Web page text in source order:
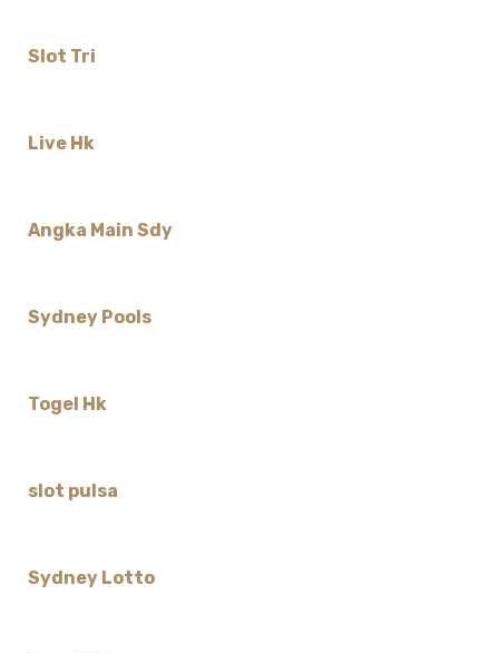
Slot Tri
Live Hk
Angka Main Sdy
Sydney Pools
Togel Hk
slot pulsa
Sydney Lotto